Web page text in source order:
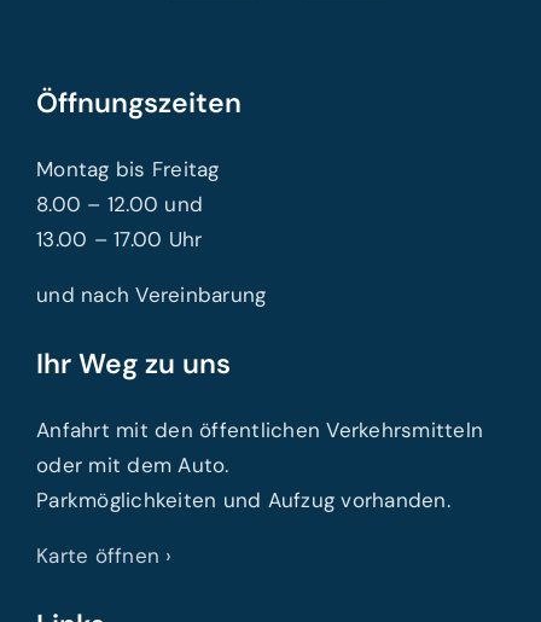
Öffnungszeiten
Montag bis Freitag
8.00 – 12.00 und
13.00 – 17.00 Uhr
und nach Vereinbarung
Ihr Weg zu uns
Anfahrt mit den öffentlichen Verkehrsmitteln
oder mit dem Auto.
Parkmöglichkeiten und Aufzug vorhanden.
Karte öffnen ›